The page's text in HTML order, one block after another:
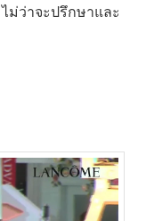
ม่ว่าจะปรึกษาและ